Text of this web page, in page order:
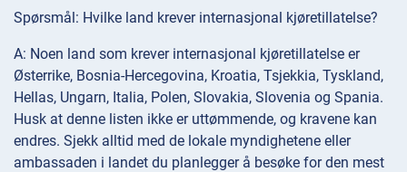
Spørsmål: Hvilke land krever internasjonal kjøretillatelse?
A: Noen land som krever internasjonal kjøretillatelse er
Østerrike, Bosnia-Hercegovina, Kroatia, Tsjekkia, Tyskland,
Hellas, Ungarn, Italia, Polen, Slovakia, Slovenia og Spania.
Husk at denne listen ikke er uttømmende, og kravene kan
endres. Sjekk alltid med de lokale myndighetene eller
ambassaden i landet du planlegger å besøke for den mest